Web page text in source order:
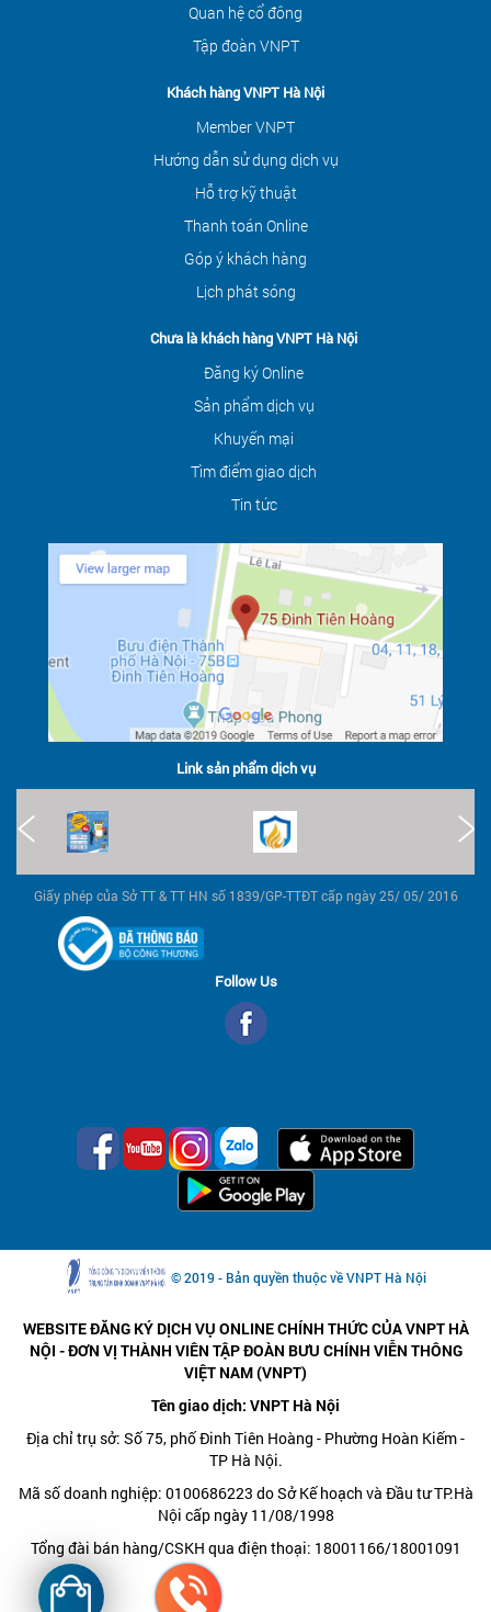
Quan hệ cổ đông
Tập đoàn VNPT
Khách hàng VNPT Hà Nội
Member VNPT
Hướng dẫn sử dụng dịch vụ
Hỗ trợ kỹ thuật
Thanh toán Online
Góp ý khách hàng
Lịch phát sóng
Chưa là khách hàng VNPT Hà Nội
Đăng ký Online
Sản phẩm dịch vụ
Khuyến mại
Tìm điểm giao dịch
Tin tức
Link sản phẩm dịch vụ
Giấy phép của Sở TT & TT HN số 1839/GP-TTĐT cấp ngày 25/ 05/ 2016
Follow Us
© 2019 - Bản quyền thuộc về VNPT Hà Nội
WEBSITE ĐĂNG KÝ DỊCH VỤ ONLINE CHÍNH THỨC CỦA VNPT HÀ
NỘI - ĐƠN VỊ THÀNH VIÊN TẬP ĐOÀN BƯU CHÍNH VIỄN THÔNG
VIỆT NAM (VNPT)
Tên giao dịch: VNPT Hà Nội
Địa chỉ trụ sở: Số 75, phố Đinh Tiên Hoàng - Phường Hoàn Kiếm -
TP Hà Nội.
Mã số doanh nghiệp: 0100686223 do Sở Kế hoạch và Đầu tư TP.Hà
Nội cấp ngày 11/08/1998
Tổng đài bán hàng/CSKH qua điện thoại: 18001166/18001091